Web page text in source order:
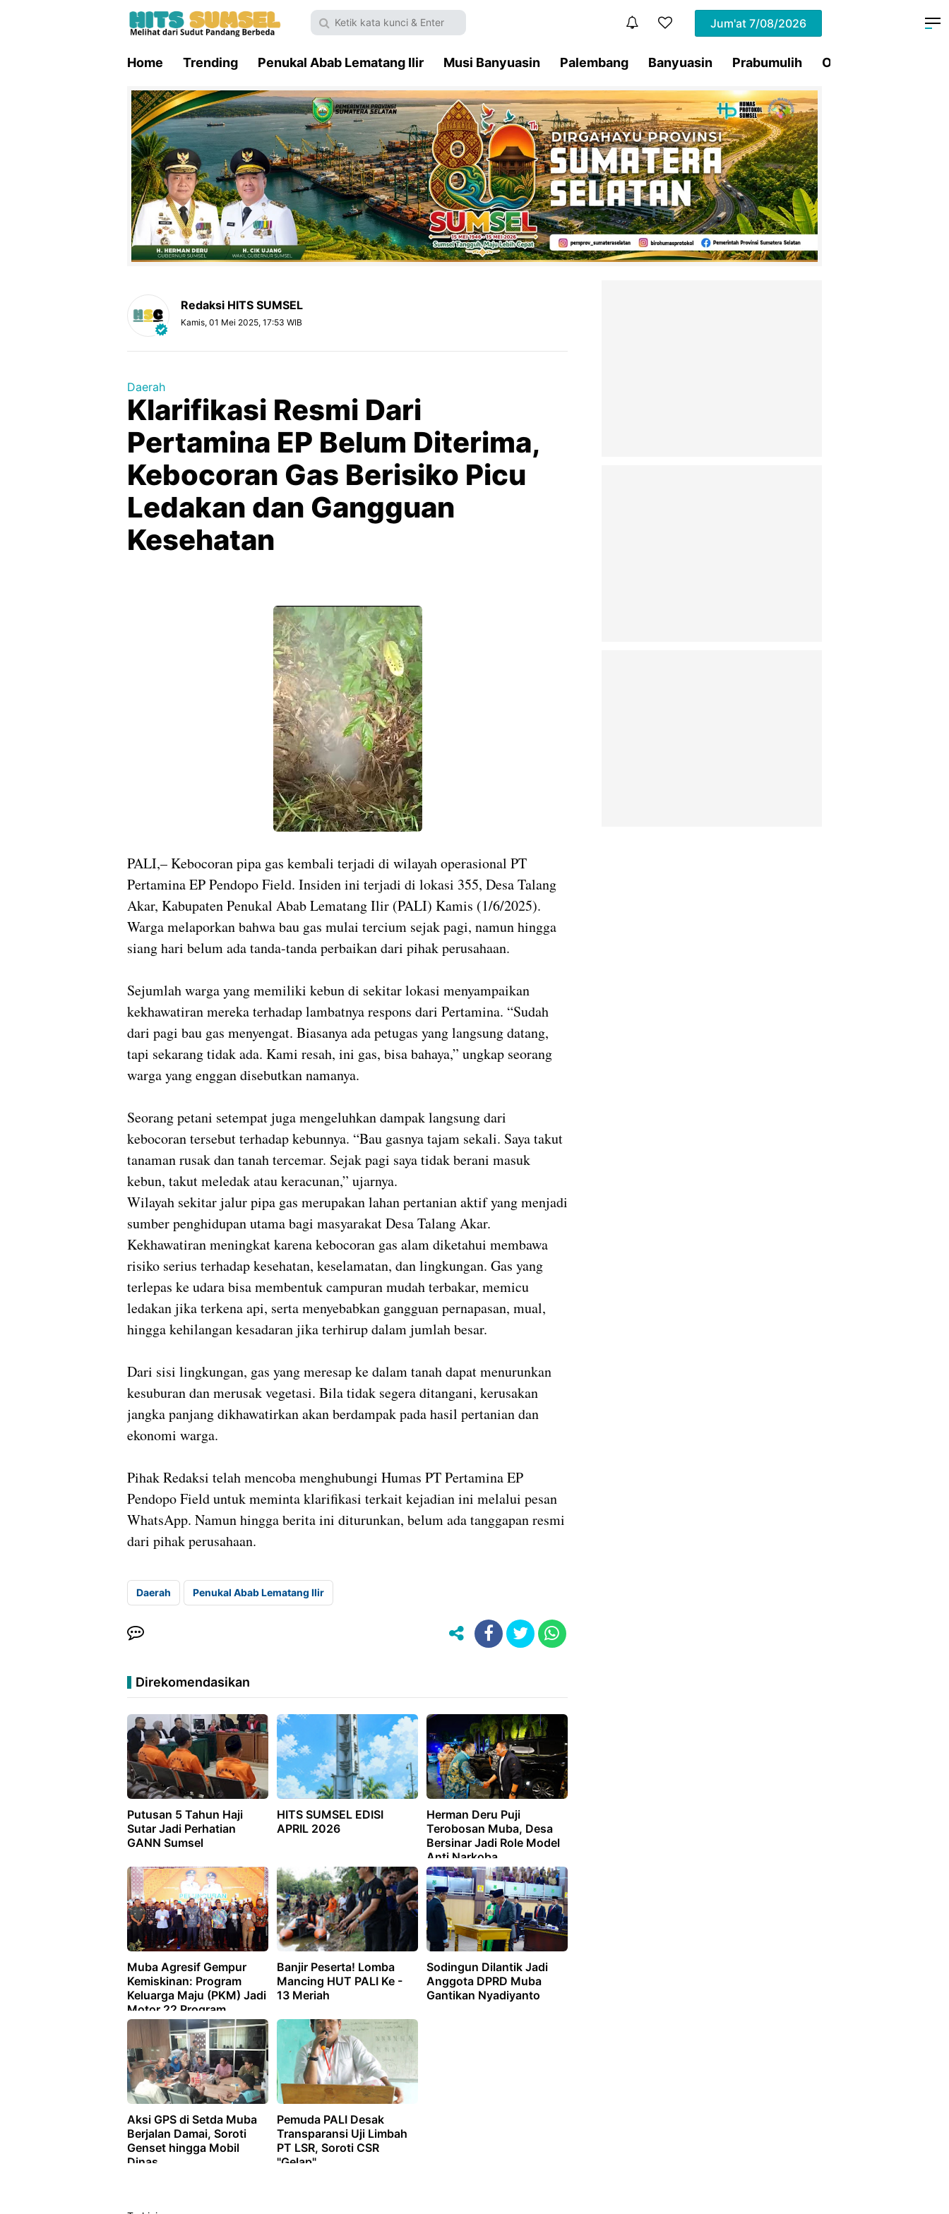
Jum'at 7/08/2026
Home Trending Penukal Abab Lematang Ilir Musi Banyuasin Palembang Banyuasin Prabumulih Ogan Ilir
Redaksi HITS SUMSEL
Kamis, 01 Mei 2025, 17:53 WIB
Daerah
Klarifikasi Resmi Dari
Pertamina EP Belum Diterima,
Kebocoran Gas Berisiko Picu
Ledakan dan Gangguan
Kesehatan
PALI,– Kebocoran pipa gas kembali terjadi di wilayah operasional PT
Pertamina EP Pendopo Field. Insiden ini terjadi di lokasi 355, Desa Talang
Akar, Kabupaten Penukal Abab Lematang Ilir (PALI) Kamis (1/6/2025).
Warga melaporkan bahwa bau gas mulai tercium sejak pagi, namun hingga
siang hari belum ada tanda-tanda perbaikan dari pihak perusahaan.
Sejumlah warga yang memiliki kebun di sekitar lokasi menyampaikan
kekhawatiran mereka terhadap lambatnya respons dari Pertamina. “Sudah
dari pagi bau gas menyengat. Biasanya ada petugas yang langsung datang,
tapi sekarang tidak ada. Kami resah, ini gas, bisa bahaya,” ungkap seorang
warga yang enggan disebutkan namanya.
Seorang petani setempat juga mengeluhkan dampak langsung dari
kebocoran tersebut terhadap kebunnya. “Bau gasnya tajam sekali. Saya takut
tanaman rusak dan tanah tercemar. Sejak pagi saya tidak berani masuk
kebun, takut meledak atau keracunan,” ujarnya.
Wilayah sekitar jalur pipa gas merupakan lahan pertanian aktif yang menjadi
sumber penghidupan utama bagi masyarakat Desa Talang Akar.
Kekhawatiran meningkat karena kebocoran gas alam diketahui membawa
risiko serius terhadap kesehatan, keselamatan, dan lingkungan. Gas yang
terlepas ke udara bisa membentuk campuran mudah terbakar, memicu
ledakan jika terkena api, serta menyebabkan gangguan pernapasan, mual,
hingga kehilangan kesadaran jika terhirup dalam jumlah besar.
Dari sisi lingkungan, gas yang meresap ke dalam tanah dapat menurunkan
kesuburan dan merusak vegetasi. Bila tidak segera ditangani, kerusakan
jangka panjang dikhawatirkan akan berdampak pada hasil pertanian dan
ekonomi warga.
Pihak Redaksi telah mencoba menghubungi Humas PT Pertamina EP
Pendopo Field untuk meminta klarifikasi terkait kejadian ini melalui pesan
WhatsApp. Namun hingga berita ini diturunkan, belum ada tanggapan resmi
dari pihak perusahaan.
Daerah Penukal Abab Lematang Ilir
Direkomendasikan
Putusan 5 Tahun Haji
Sutar Jadi Perhatian
GANN Sumsel
HITS SUMSEL EDISI
APRIL 2026
Herman Deru Puji
Terobosan Muba, Desa
Bersinar Jadi Role Model
Anti Narkoba
Muba Agresif Gempur
Kemiskinan: Program
Keluarga Maju (PKM) Jadi
Motor 22 Program
Unggulan Toha-Rohman
Banjir Peserta! Lomba
Mancing HUT PALI Ke -
13 Meriah
Sodingun Dilantik Jadi
Anggota DPRD Muba
Gantikan Nyadiyanto
Aksi GPS di Setda Muba
Berjalan Damai, Soroti
Genset hingga Mobil
Dinas
Pemuda PALI Desak
Transparansi Uji Limbah
PT LSR, Soroti CSR
"Gelap"